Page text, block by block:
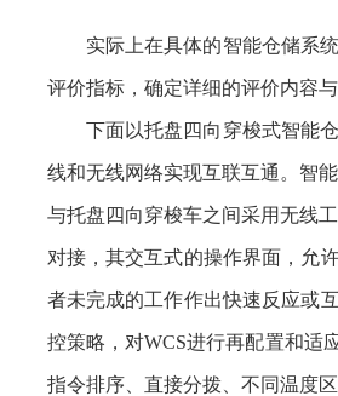
实际上在具体的智能仓储系
评价指标，确定详细的评价内容与
下面以托盘四向穿梭式智能
线和无线网络实现互联互通。智
与托盘四向穿梭车之间采用无线
对接，其交互式的操作界面，允
者未完成的工作作出快速反应或
控策略，对WCS进行再配置和适
指令排序、直接分拨、不同温度